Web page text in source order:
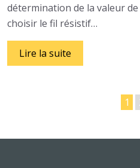
détermination de la valeur
choisir le fil résistif…
Lire la suite
1